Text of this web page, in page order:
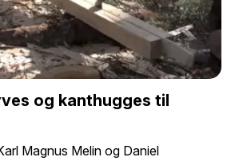
og kanthugges til
Magnus Melin og Daniel